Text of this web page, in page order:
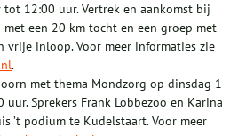
12:00 uur. Vertrek en aankomst bij
met een 20 km tocht en een groep met
vrije inloop. Voor meer informaties zie
.
met thema Mondzorg op dinsdag 1
Sprekers Frank Lobbezoo en Karina
’t podium te Kudelstaart. Voor meer